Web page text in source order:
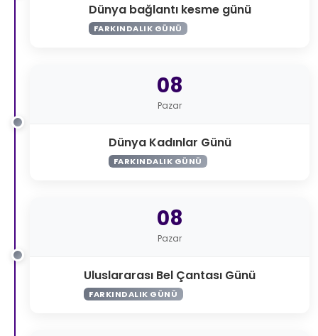
Dünya bağlantı kesme günü
FARKINDALIK GÜNÜ
08
Pazar
Dünya Kadınlar Günü
FARKINDALIK GÜNÜ
08
Pazar
Uluslararası Bel Çantası Günü
FARKINDALIK GÜNÜ